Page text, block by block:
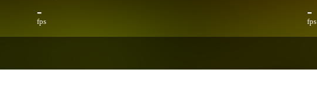
-
fps
-
fps